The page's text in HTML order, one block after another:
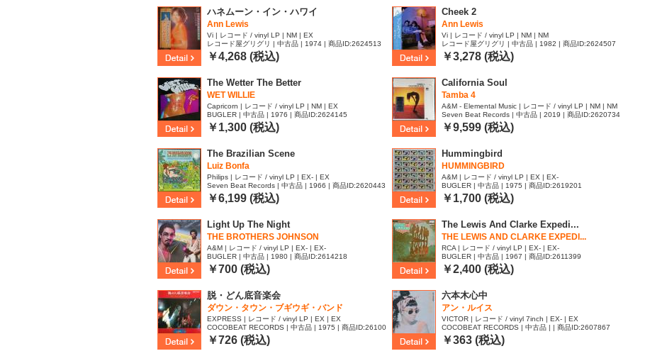
ハネムーン・イン・ハワイ
Ann Lewis
Vi | レコード / vinyl LP | NM | EX
レコード屋グリグリ | 中古品 | 1974 | 商品ID:2624513
￥4,268 (税込)
Cheek 2
Ann Lewis
Vi | レコード / vinyl LP | NM | NM
レコード屋グリグリ | 中古品 | 1982 | 商品ID:2624507
￥3,278 (税込)
The Wetter The Better
WET WILLIE
Capricorn | レコード / vinyl LP | NM | EX
BUGLER | 中古品 | 1976 | 商品ID:2624145
￥1,300 (税込)
California Soul
Tamba 4
A&M - Elemental Music | レコード / vinyl LP | NM | NM
Seven Beat Records | 中古品 | 2019 | 商品ID:2620734
￥9,599 (税込)
The Brazilian Scene
Luiz Bonfa
Philips | レコード / vinyl LP | EX- | EX
Seven Beat Records | 中古品 | 1966 | 商品ID:2620443
￥6,199 (税込)
Hummingbird
HUMMINGBIRD
A&M | レコード / vinyl LP | EX | EX-
BUGLER | 中古品 | 1975 | 商品ID:2619201
￥1,700 (税込)
Light Up The Night
THE BROTHERS JOHNSON
A&M | レコード / vinyl LP | EX- | EX-
BUGLER | 中古品 | 1980 | 商品ID:2614218
￥700 (税込)
The Lewis And Clarke Expedi...
THE LEWIS AND CLARKE EXPEDI...
RCA | レコード / vinyl LP | EX- | EX-
BUGLER | 中古品 | 1967 | 商品ID:2611399
￥2,400 (税込)
脱・どん底音楽会
ダウン・タウン・ブギウギ・バンド
EXPRESS | レコード / vinyl LP | EX | EX
COCOBEAT RECORDS | 中古品 | 1975 | 商品ID:26100
23
￥726 (税込)
六本木心中
アン・ルイス
VICTOR | レコード / vinyl 7inch | EX- | EX
COCOBEAT RECORDS | 中古品 | | 商品ID:2607867
￥363 (税込)